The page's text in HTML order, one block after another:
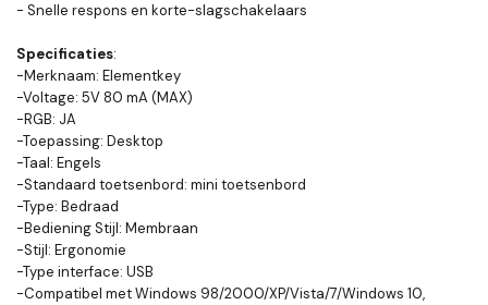
- Snelle respons en korte-slagschakelaars
Specificaties:
-Merknaam: Elementkey
-Voltage: 5V 80 mA (MAX)
-RGB: JA
-Toepassing: Desktop
-Taal: Engels
-Standaard toetsenbord: mini toetsenbord
-Type: Bedraad
-Bediening Stijl: Membraan
-Stijl: Ergonomie
-Type interface: USB
-Compatibel met Windows 98/2000/XP/Vista/7/Windows 10,